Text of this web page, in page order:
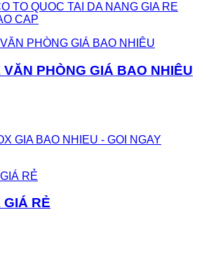
TO QUOC TAI DA NANG GIA RE
CAP
VĂN PHÒNG GIÁ BAO NHIÊU
GIA BAO NHIEU - GOI NGAY
GIÁ RẺ